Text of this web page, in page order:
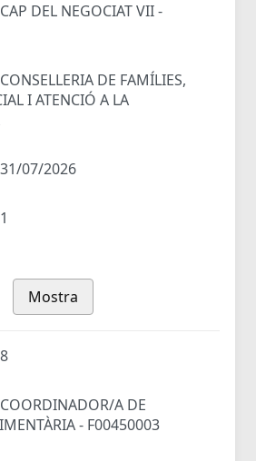
CAP DEL NEGOCIAT VII -
CONSELLERIA DE FAMÍLIES,
I ATENCIÓ A LA
31/07/2026
1
Mostra
8
COORDINADOR/A DE
- F00450003